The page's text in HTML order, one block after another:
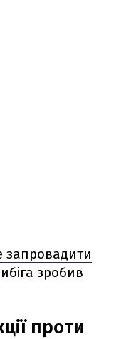
запровадити
зробив
проти